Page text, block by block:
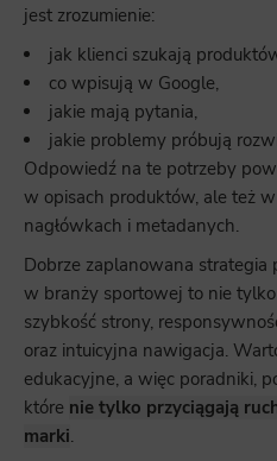
jest zrozumienie:
jak klienci szukają
co wpisują w Google,
jakie mają pytania,
jakie problemy próbują
Odpowiedź na te potrzeby
w opisach produktów, ale też
nagłówkach i metadanych.
Dobrze zaplanowana strategia
w branży sportowej to nie
szybkość strony,
oraz intuicyjna nawigacja.
edukacyjne, a więc poradniki,
które nie tylko przyciągają
marki.